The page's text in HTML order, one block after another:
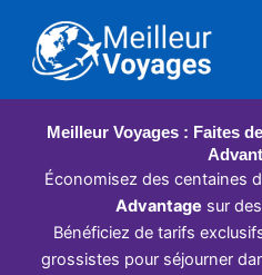
contenu
Meilleur Voyages : Faites
Économisez des centaines
Advantage sur
Bénéficiez de tarifs
grossistes pour séjourner